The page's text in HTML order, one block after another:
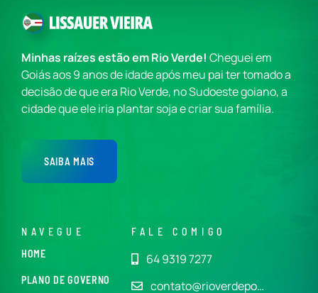
Minhas raízes estão em Rio Verde! Cheguei em
Goiás aos 9 anos de idade após meu pai ter tomado a
decisão de que era Rio Verde, no Sudoeste goiano, a
cidade que ele iria plantar soja e criar sua família.
SAIBA MAIS
NAVEGUE
HOME
PLANO DE GOVERNO
FALE COMIGO
64 9319 7277
contato@rioverdepo…